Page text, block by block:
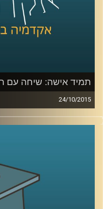
תמיד אישה: שיחה עם
24/10/2015
רות רזניק, מייסדת
בעשייה למען נשים
בשירים והגיגים
"להיות אישה". תכנית